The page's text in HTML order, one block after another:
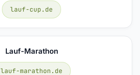
lauf-cup.de
Lauf-Marathon
lauf-marathon.de